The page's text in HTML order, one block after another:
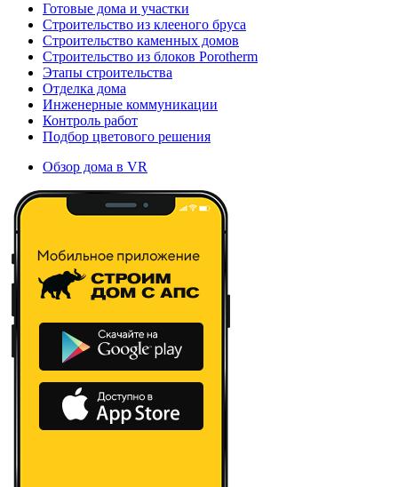
Готовые дома и участки
Строительство из клееного бруса
Строительство каменных домов
Строительство из блоков Porotherm
Этапы строительства
Отделка дома
Инженерные коммуникации
Контроль работ
Подбор цветового решения
Обзор дома в VR